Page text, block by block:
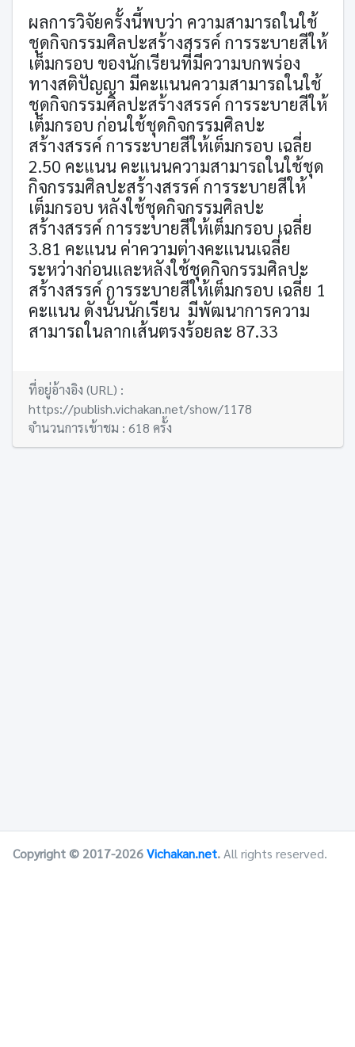
ผลการวิจัยครั้งนี้พบว่า ความสามารถในใช้
ชุดกิจกรรมศิลปะสร้างสรรค์ การระบายสีให้
เต็มกรอบ ของนักเรียนที่มีความบกพร่อง
ทางสติปัญญา มีคะแนนความสามารถในใช้
ชุดกิจกรรมศิลปะสร้างสรรค์ การระบายสีให้
เต็มกรอบ ก่อนใช้ชุดกิจกรรมศิลปะ
สร้างสรรค์ การระบายสีให้เต็มกรอบ เฉลี่ย
2.50 คะแนน คะแนนความสามารถในใช้ชุด
กิจกรรมศิลปะสร้างสรรค์ การระบายสีให้
เต็มกรอบ หลังใช้ชุดกิจกรรมศิลปะ
สร้างสรรค์ การระบายสีให้เต็มกรอบ เฉลี่ย
3.81 คะแนน ค่าความต่างคะแนนเฉลี่ย
ระหว่างก่อนและหลังใช้ชุดกิจกรรมศิลปะ
สร้างสรรค์ การระบายสีให้เต็มกรอบ เฉลี่ย 1
คะแนน ดังนั้นนักเรียน มีพัฒนาการความ
สามารถในลากเส้นตรงร้อยละ 87.33
ที่อยู่อ้างอิง (URL) :
https://publish.vichakan.net/show/1178
จำนวนการเข้าชม : 618 ครั้ง
Copyright © 2017-2026Vichakan.net.All rights reserved.